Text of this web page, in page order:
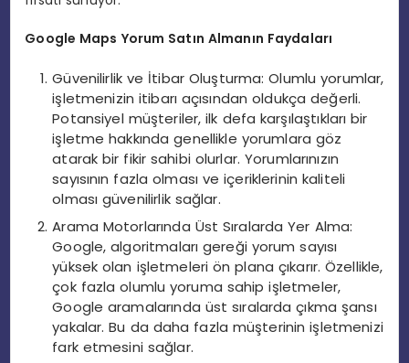
Google Maps Yorum Satın Almanın Faydaları
Güvenilirlik ve İtibar Oluşturma: Olumlu yorumlar,
işletmenizin itibarı açısından oldukça değerli.
Potansiyel müşteriler, ilk defa karşılaştıkları bir
işletme hakkında genellikle yorumlara göz
atarak bir fikir sahibi olurlar. Yorumlarınızın
sayısının fazla olması ve içeriklerinin kaliteli
olması güvenilirlik sağlar.
Arama Motorlarında Üst Sıralarda Yer Alma:
Google, algoritmaları gereği yorum sayısı
yüksek olan işletmeleri ön plana çıkarır. Özellikle,
çok fazla olumlu yoruma sahip işletmeler,
Google aramalarında üst sıralarda çıkma şansı
yakalar. Bu da daha fazla müşterinin işletmenizi
fark etmesini sağlar.